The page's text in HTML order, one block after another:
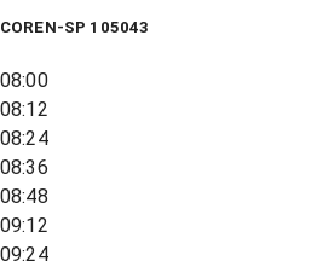
COREN-SP 105043
08:00
08:12
08:24
08:36
08:48
09:12
09:24